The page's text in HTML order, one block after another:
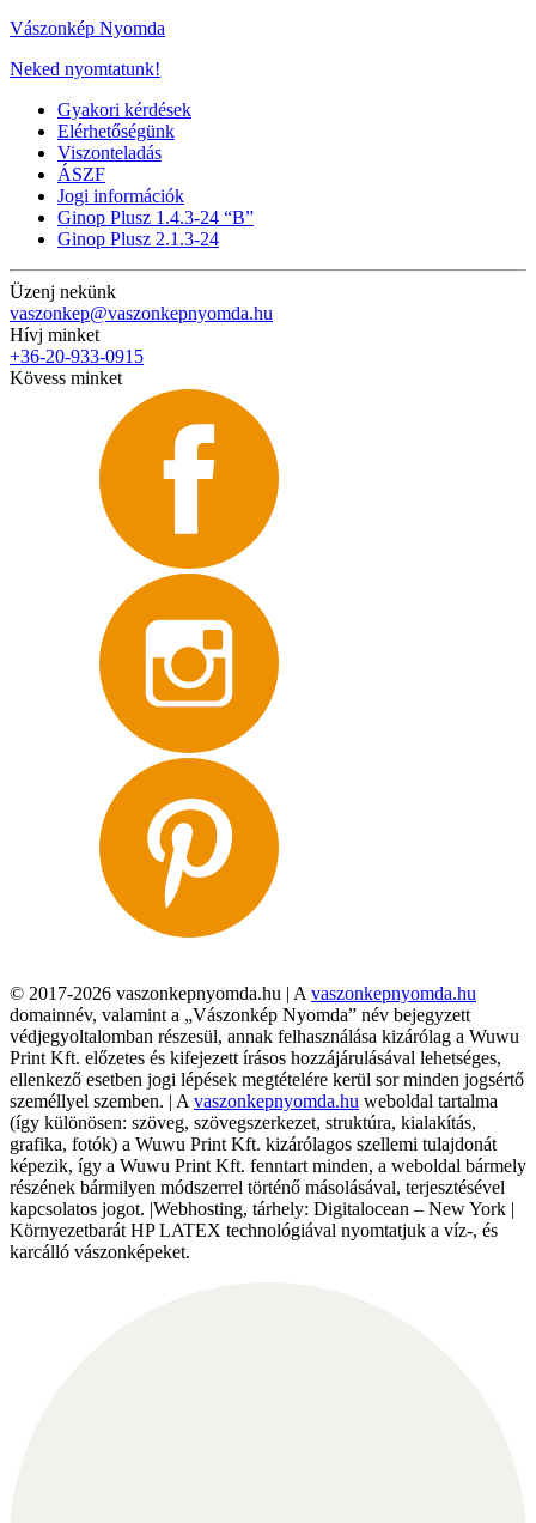
Vászonkép Nyomda
Neked nyomtatunk!
Gyakori kérdések
Elérhetőségünk
Viszonteladás
ÁSZF
Jogi információk
Ginop Plusz 1.4.3-24 “B”
Ginop Plusz 2.1.3-24
Üzenj nekünk
vaszonkep@vaszonkepnyomda.hu
Hívj minket
+36-20-933-0915
Kövess minket
© 2017-2026 vaszonkepnyomda.hu | A vaszonkepnyomda.hu
domainnév, valamint a „Vászonkép Nyomda” név bejegyzett
védjegyoltalomban részesül, annak felhasználása kizárólag a Wuwu
Print Kft. előzetes és kifejezett írásos hozzájárulásával lehetséges,
ellenkező esetben jogi lépések megtételére kerül sor minden jogsértő
személlyel szemben. | A vaszonkepnyomda.hu weboldal tartalma
(így különösen: szöveg, szövegszerkezet, struktúra, kialakítás,
grafika, fotók) a Wuwu Print Kft. kizárólagos szellemi tulajdonát
képezik, így a Wuwu Print Kft. fenntart minden, a weboldal bármely
részének bármilyen módszerrel történő másolásával, terjesztésével
kapcsolatos jogot. |Webhosting, tárhely: Digitalocean – New York |
Környezetbarát HP LATEX technológiával nyomtatjuk a víz-, és
karcálló vászonképeket.